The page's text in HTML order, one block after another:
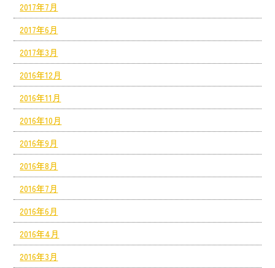
2017年7月
2017年6月
2017年3月
2016年12月
2016年11月
2016年10月
2016年9月
2016年8月
2016年7月
2016年6月
2016年4月
2016年3月